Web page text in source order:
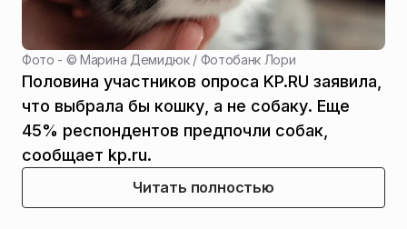
Фото - ©Марина Демидюк / Фотобанк Лори
Половина участников опроса KP.RU заявила,
что выбрала бы кошку, а не собаку. Еще
45% респондентов предпочли собак,
сообщает kp.ru.
Читать полностью